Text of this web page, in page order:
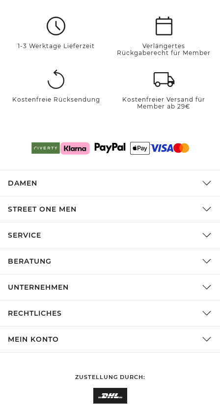
1-3 Werktage Lieferzeit
Verlängertes
Rückgaberecht für Member
Kostenfreie Rücksendung
Kostenfreier Versand für
Member ab 29€
DAMEN
STREET ONE MEN
SERVICE
BERATUNG
UNTERNEHMEN
RECHTLICHES
MEIN KONTO
ZUSTELLUNG DURCH: